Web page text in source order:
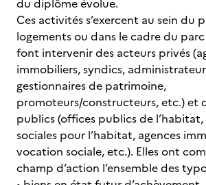
du diplôme évolue.
Ces activités s’exercent au sein du
logements ou dans le cadre du parc
font intervenir des acteurs privés
immobiliers, syndics,
gestionnaires de patrimoine,
promoteurs/constructeurs, etc.) et
publics (offices publics de
sociales pour l’habitat, agences
vocation sociale, etc.). Elles ont
champ d’action l’ensemble des